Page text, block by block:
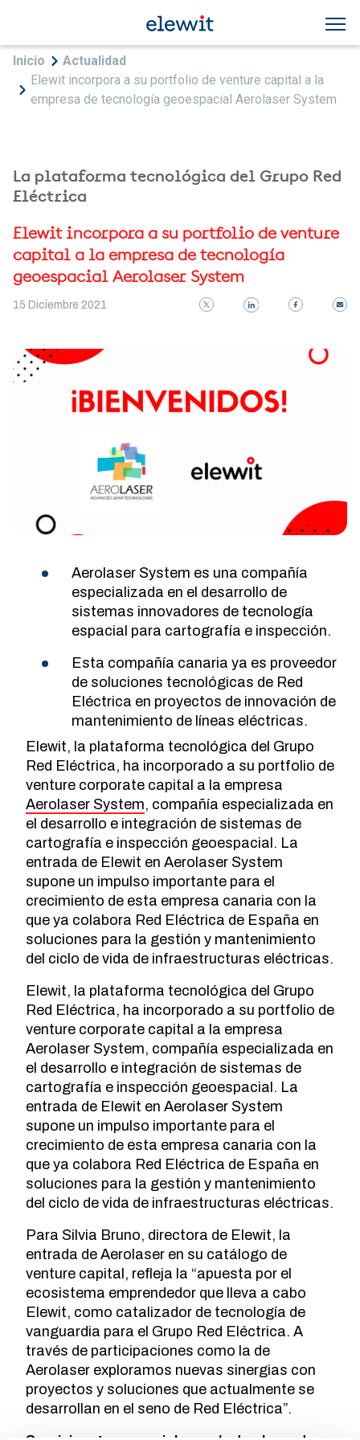
Sobrescribir enlaces de ayuda a la
Inicio
Actualidad
Elewit incorpora a su portfolio de venture capital a la
empresa de tecnología geoespacial Aerolaser System
La plataforma tecnológica del Grupo Red
Eléctrica
Elewit incorpora a su portfolio de venture
capital a la empresa de tecnología
geoespacial Aerolaser System
15 Diciembre 2021
Aerolaser System es una compañía
especializada en el desarrollo de
sistemas innovadores de tecnología
espacial para cartografía e inspección.
Esta compañía canaria ya es proveedor
de soluciones tecnológicas de Red
Eléctrica en proyectos de innovación de
mantenimiento de líneas eléctricas.
Elewit, la plataforma tecnológica del Grupo
Red Eléctrica, ha incorporado a su portfolio de
venture corporate capital a la empresa
Aerolaser System, compañía especializada en
el desarrollo e integración de sistemas de
cartografía e inspección geoespacial. La
entrada de Elewit en Aerolaser System
supone un impulso importante para el
crecimiento de esta empresa canaria con la
que ya colabora Red Eléctrica de España en
soluciones para la gestión y mantenimiento
del ciclo de vida de infraestructuras eléctricas.
Elewit, la plataforma tecnológica del Grupo
Red Eléctrica, ha incorporado a su portfolio de
venture corporate capital a la empresa
Aerolaser System, compañía especializada en
el desarrollo e integración de sistemas de
cartografía e inspección geoespacial. La
entrada de Elewit en Aerolaser System
supone un impulso importante para el
crecimiento de esta empresa canaria con la
que ya colabora Red Eléctrica de España en
soluciones para la gestión y mantenimiento
del ciclo de vida de infraestructuras eléctricas.
Para Silvia Bruno, directora de Elewit, la
entrada de Aerolaser en su catálogo de
venture capital, refleja la “apuesta por el
ecosistema emprendedor que lleva a cabo
Elewit, como catalizador de tecnología de
vanguardia para el Grupo Red Eléctrica. A
través de participaciones como la de
Aerolaser exploramos nuevas sinergias con
proyectos y soluciones que actualmente se
desarrollan en el seno de Red Eléctrica”.